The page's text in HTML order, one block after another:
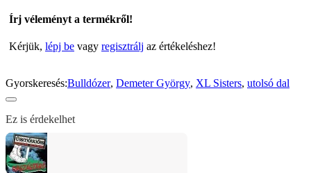
Írj véleményt a termékről!
Kérjük, lépj be vagy regisztrálj az értékeléshez!
Gyorskeresés:Bulldózer, Demeter György, XL Sisters, utolsó dal
Ez is érdekelhet